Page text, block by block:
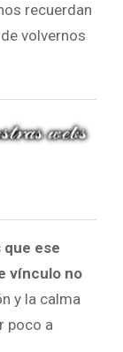
recuerdan
volvernos
ese
vínculo no
y la calma
poco a